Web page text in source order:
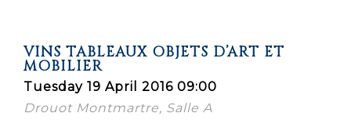
VINS TABLEAUX OBJETS D’ART ET
MOBILIER
Tuesday 19 April 2016 09:00
Drouot Montmartre, Salle A